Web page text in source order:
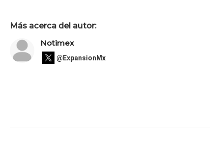
Más acerca del autor:
Notimex
@ExpansionMx